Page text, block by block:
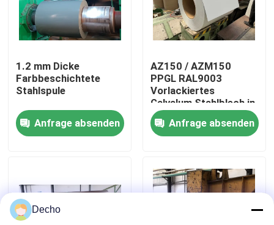
Qualitätskontrolle
Kontakt mit uns
Farbbeschichtete Stahlspule
1.2 mm Dicke
Farbbeschichtete
Stahlspule
Anfrage absenden
AZ150 / AZM150
PPGL RAL9003
Vorlackiertes
Galvalum Stahlblech in
Spulen
Anfrage absenden
Decho